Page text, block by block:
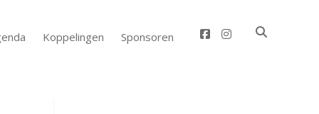
Koppelingen Sponsoren facebook
instagram